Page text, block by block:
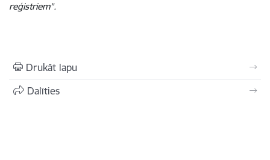
reģistriem”.
Drukāt lapu
Dalīties